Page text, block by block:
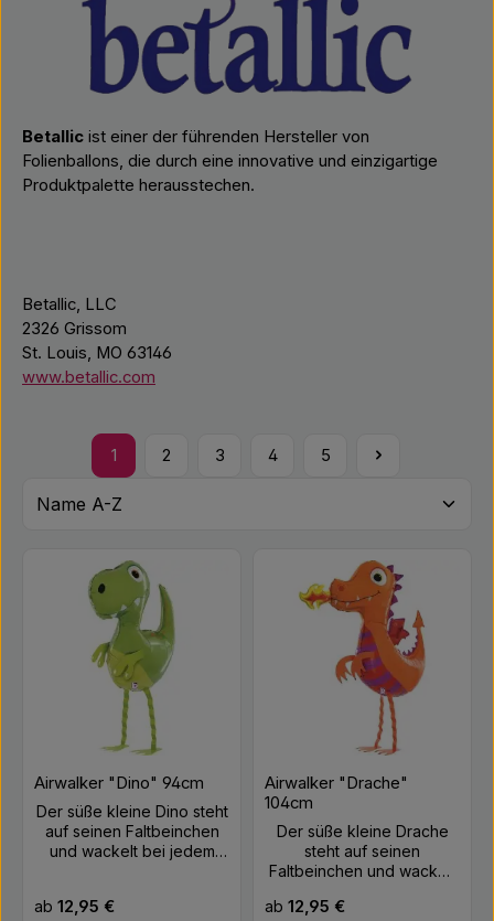
Betallic ist einer der führenden Hersteller von
Folienballons, die durch eine innovative und einzigartige
Produktpalette herausstechen.
Betallic, LLC
2326 Grissom
St. Louis, MO 63146
www.betallic.com
Seite
1
Seite
2
Seite
3
Seite
4
Seite
5
Airwalker "Dino" 94cm
Der süße kleine Dino steht
auf seinen Faltbeinchen
und wackelt bei jedem
mit ihm an der Leine
Regulärer Preis:
ab12,95 €
Airwalker "Drache"
104cm
Der süße kleine Drache
steht auf seinen
Faltbeinchen und wackelt
die Gegend. Du kannst
Regulärer Preis:
ab12,95 €